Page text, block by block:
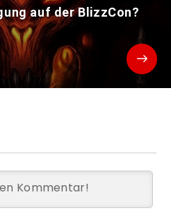
auf der BlizzCon?